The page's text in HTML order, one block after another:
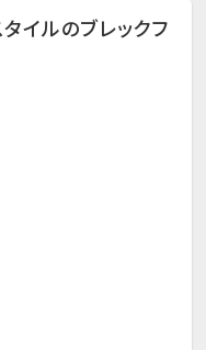
イルのブレックフ